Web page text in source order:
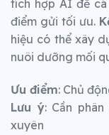
tích hợp AI để
điểm gửi tối ưu.
hiệu có thể xây
nuôi dưỡng mối
Ưu điểm: Chủ
Lưu ý: Cần
xuyên